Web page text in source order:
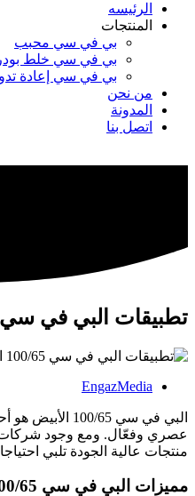
الرئيسه
المنتجات
بي في سي محبب
بي في سي خلط
بي في سي إعادة
من نحن
المدونة
اتصل بنا
تطبيقات البي في سي 100/65 الأبيض في تصميم النوافذ والأبواب
EngazMedia
البي في سي
عصري وفعّال. ومع وجود شركات
منتجات عالية الجودة تلبي
مميزات البي في سي 100/65 الأبيض في تصميم النوافذ والأبواب